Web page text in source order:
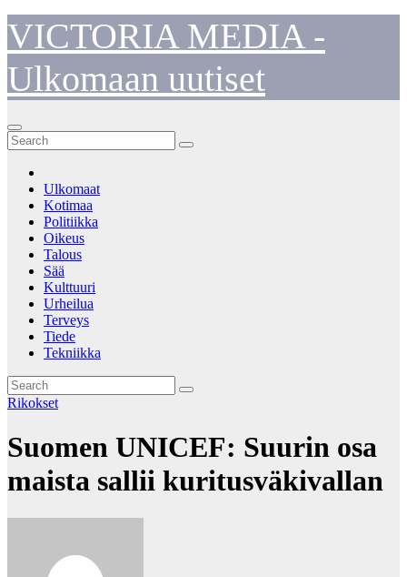
Skip
to
content
VICTORIA MEDIA -
Ulkomaan uutiset
Ulkomaat
Kotimaa
Politiikka
Oikeus
Talous
Sää
Kulttuuri
Urheilua
Terveys
Tiede
Tekniikka
Rikokset
Suomen UNICEF: Suurin osa
maista sallii kuritusväkivallan